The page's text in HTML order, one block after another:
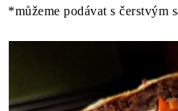
*můžeme podávat s čerstvým